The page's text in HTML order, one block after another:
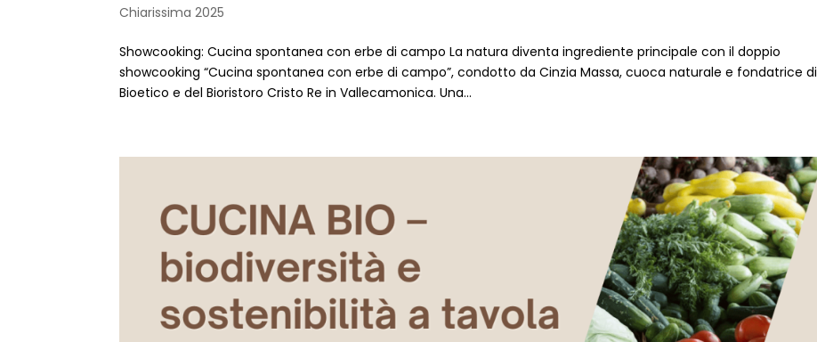
Chiarissima 2025
Showcooking: Cucina spontanea con erbe di campo La natura diventa ingrediente principale con il doppio
showcooking “Cucina spontanea con erbe di campo”, condotto da Cinzia Massa, cuoca naturale e fondatrice di
Bioetico e del Bioristoro Cristo Re in Vallecamonica. Una...